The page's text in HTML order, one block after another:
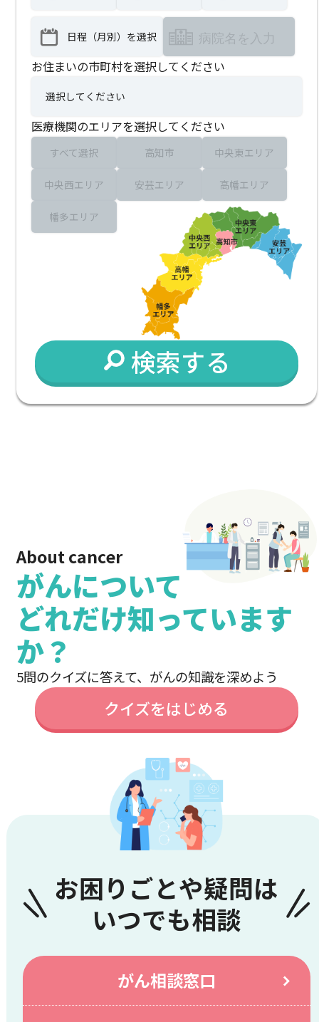
お住まいの市町村を選択してください
医療機関のエリアを選択してください
すべて選択 高知市 中央東エリア
中央西エリア 安芸エリア 高幡エリア
幡多エリア
検索する
About cancer
がんについて
どれだけ知っています
か？
5問のクイズに答えて、がんの知識を深めよう
クイズをはじめる
お困りごとや疑問は
いつでも相談
がん相談窓口